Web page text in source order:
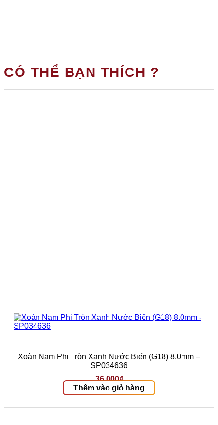
CÓ THỂ BẠN THÍCH ?
Xoàn Nam Phi Tròn Xanh Nước Biển (G18) 8.0mm –
SP034636
36.000₫
Thêm vào giỏ hàng